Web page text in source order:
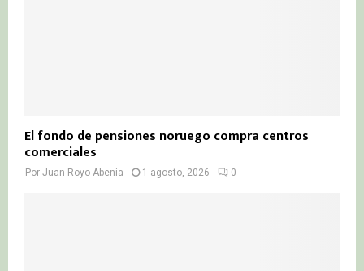
El fondo de pensiones noruego compra centros
comerciales
Por Juan Royo Abenia 1 agosto, 2026 0